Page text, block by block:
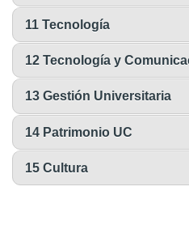
11 Tecnología
12 Tecnología y
13 Gestión Universitaria
14 Patrimonio UC
15 Cultura